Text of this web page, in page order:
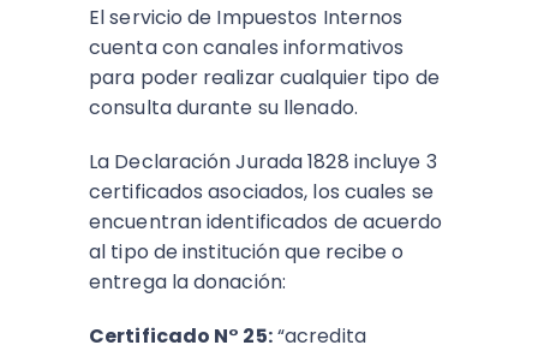
El servicio de Impuestos Internos
cuenta con canales informativos
para poder realizar cualquier tipo de
consulta durante su llenado.
La Declaración Jurada 1828 incluye 3
certificados asociados, los cuales se
encuentran identificados de acuerdo
al tipo de institución que recibe o
entrega la donación:
Certificado N° 25:“acredita